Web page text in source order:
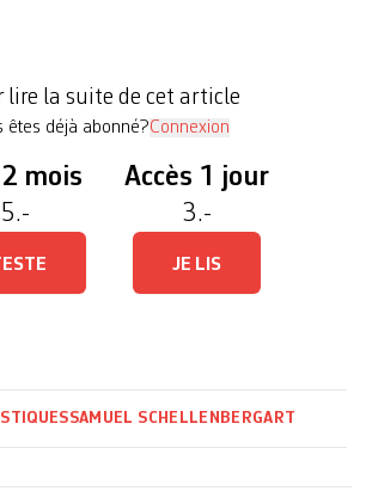
lire la suite de cet article
êtes déjà abonné?Connexion
mois Accès 1 jour
3.-
JE LIS
SAMUEL SCHELLENBERGART